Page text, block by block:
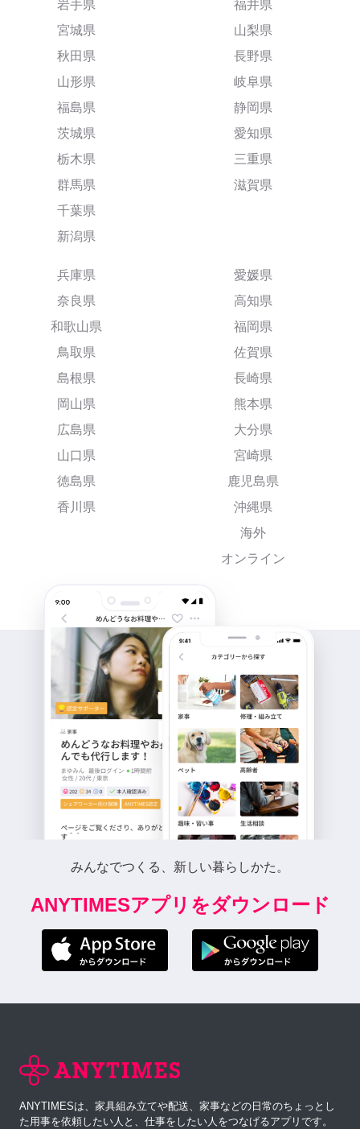
岩手県
宮城県
秋田県
山形県
福島県
茨城県
栃木県
群馬県
千葉県
新潟県
福井県
山梨県
長野県
岐阜県
静岡県
愛知県
三重県
滋賀県
兵庫県
奈良県
和歌山県
鳥取県
島根県
岡山県
広島県
山口県
徳島県
香川県
愛媛県
高知県
福岡県
佐賀県
長崎県
熊本県
大分県
宮崎県
鹿児島県
沖縄県
海外
オンライン
みんなでつくる、新しい暮らしかた。
ANYTIMESアプリをダウンロード
ANYTIMESは、家具組み立てや配送、家事などの日常のちょっとし
た用事を依頼したい人と、仕事をしたい人をつなげるアプリです。